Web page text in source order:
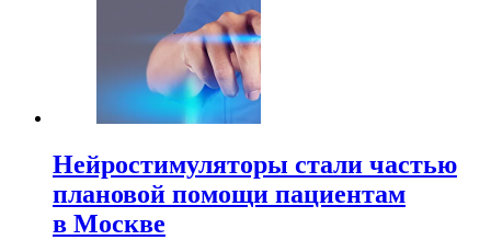
Нейростимуляторы стали частью
плановой помощи пациентам
в Москве